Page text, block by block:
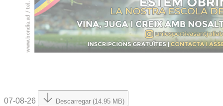
07-08-26 Descarregar (14.95 MB)